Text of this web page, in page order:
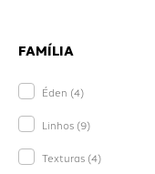
FAMÍLIA
Éden (4)
Linhos (9)
Texturas (4)